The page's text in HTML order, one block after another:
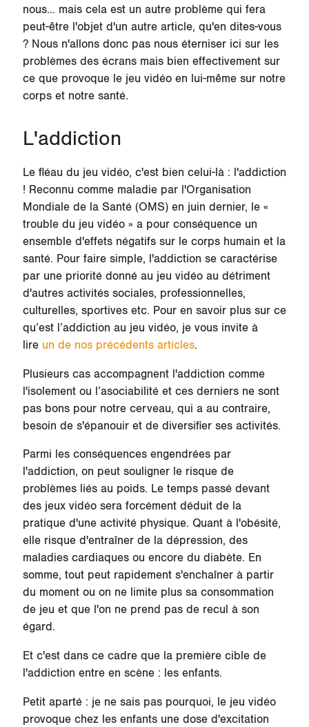
nous... mais cela est un autre problème qui fera
peut-être l'objet d'un autre article, qu'en dites-vous
? Nous n'allons donc pas nous éterniser ici sur les
problèmes des écrans mais bien effectivement sur
ce que provoque le jeu vidéo en lui-même sur notre
corps et notre santé.
L'addiction
Le fléau du jeu vidéo, c'est bien celui-là : l'addiction
! Reconnu comme maladie par l'Organisation
Mondiale de la Santé (OMS) en juin dernier, le «
trouble du jeu vidéo » a pour conséquence un
ensemble d'effets négatifs sur le corps humain et la
santé. Pour faire simple, l'addiction se caractérise
par une priorité donné au jeu vidéo au détriment
d'autres activités sociales, professionnelles,
culturelles, sportives etc. Pour en savoir plus sur ce
qu’est l’addiction au jeu vidéo, je vous invite à
lire un de nos précédents articles.
Plusieurs cas accompagnent l'addiction comme
l'isolement ou l’asociabilité et ces derniers ne sont
pas bons pour notre cerveau, qui a au contraire,
besoin de s'épanouir et de diversifier ses activités.
Parmi les conséquences engendrées par
l'addiction, on peut souligner le risque de
problèmes liés au poids. Le temps passé devant
des jeux vidéo sera forcément déduit de la
pratique d'une activité physique. Quant à l'obésité,
elle risque d'entraîner de la dépression, des
maladies cardiaques ou encore du diabète. En
somme, tout peut rapidement s'enchaîner à partir
du moment ou on ne limite plus sa consommation
de jeu et que l'on ne prend pas de recul à son
égard.
Et c'est dans ce cadre que la première cible de
l'addiction entre en scène : les enfants.
Petit aparté : je ne sais pas pourquoi, le jeu vidéo
provoque chez les enfants une dose d'excitation